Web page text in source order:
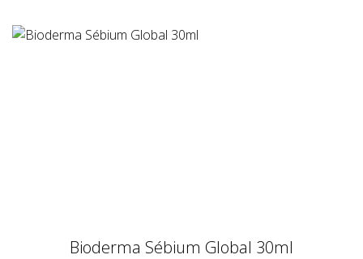
Bioderma Sébium Global 30ml